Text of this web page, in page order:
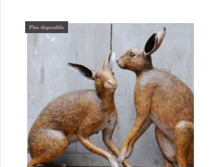
Plus disponible